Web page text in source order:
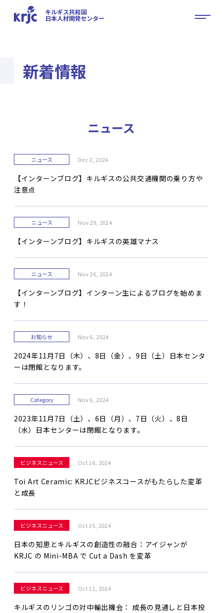
キルギス共和国
日本人材開発センター
新着情報
ニュース
ニュース Dec 2, 2024
【インターンブログ】キルギスの公共交通機関の乗り方や
注意点
ニュース Nov 29, 2024
【インターンブログ】キルギスの英雄マナス
ニュース Nov 26, 2024
【インターンブログ】インターン生によるブログを始めま
す！
お知らせ Nov 6, 2024
2024年11月7日（木）、8日（金）、9日（土）日本センタ
ーは閉館となります。
Category Nov 6, 2024
2023年11月7日（土）、6日（月）、7日（火）、8日
（水）日本センターは閉館となります。
ビジネスニュース Oct 18, 2024
Toi Art Ceramic: KRJCビジネスコースがもたらした変革
と成長
ビジネスニュース Oct 15, 2024
日本の知恵とキルギスの創造性の融合：アイジャンが
KRJC の Mini-MBA で Cut a Dash を変革
ビジネスニュース Oct 11, 2024
キルギスのリンゴの対中輸出機会： 成長の見通しと日本投